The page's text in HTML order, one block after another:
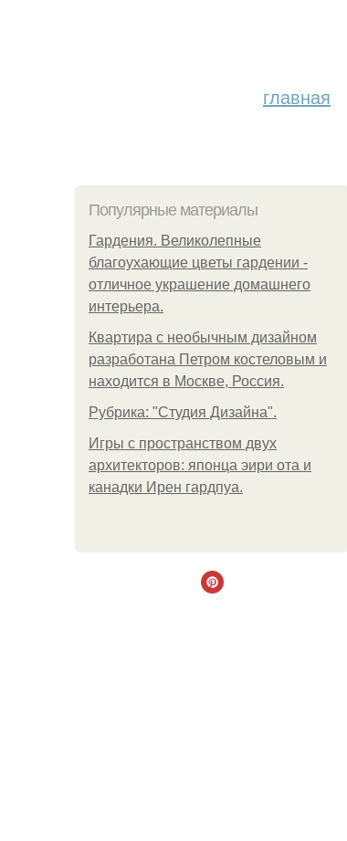
главная
Популярные материалы
Гардения. Великолепные
благоухающие цветы гардении -
отличное украшение домашнего
интерьера.
Квартира с необычным дизайном
разработана Петром костеловым и
находится в Москве, Россия.
Рубрика: "Студия Дизайна".
Игры с пространством двух
архитекторов: японца эири ота и
канадки Ирен гардпуа.